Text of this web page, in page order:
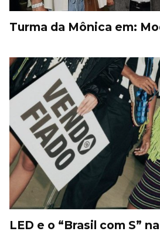
Turma da Mônica em:
LED e o “Brasil com S”